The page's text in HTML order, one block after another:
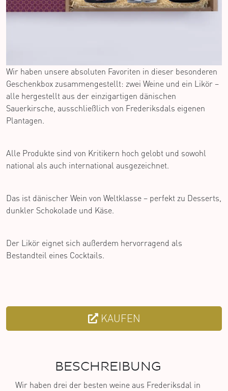
Wir haben unsere absoluten Favoriten in dieser besonderen
Geschenkbox zusammengestellt: zwei Weine und ein Likör –
alle hergestellt aus der einzigartigen dänischen
Sauerkirsche, ausschließlich von Frederiksdals eigenen
Plantagen.
Alle Produkte sind von Kritikern hoch gelobt und sowohl
national als auch international ausgezeichnet.
Das ist dänischer Wein von Weltklasse – perfekt zu Desserts,
dunkler Schokolade und Käse.
Der Likör eignet sich außerdem hervorragend als
Bestandteil eines Cocktails.
KAUFEN
BESCHREIBUNG
Wir haben drei der besten weine aus Frederiksdal in